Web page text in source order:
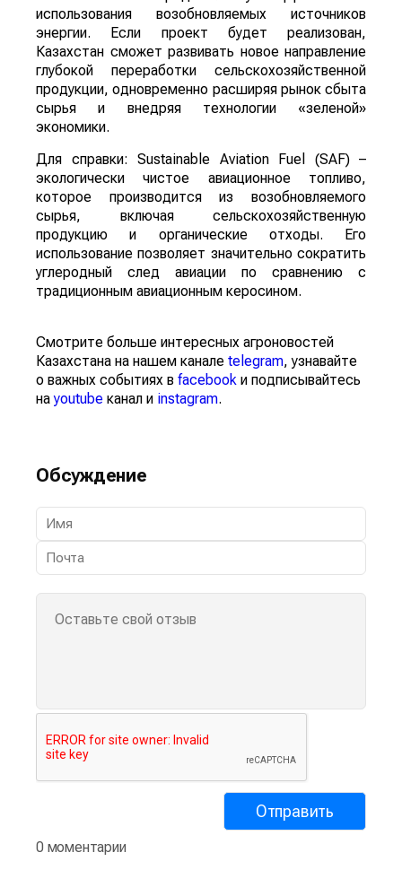
использования возобновляемых источников
энергии. Если проект будет реализован,
Казахстан сможет развивать новое направление
глубокой переработки сельскохозяйственной
продукции, одновременно расширяя рынок сбыта
сырья и внедряя технологии «зеленой»
экономики.
Для справки: Sustainable Aviation Fuel (SAF) –
экологически чистое авиационное топливо,
которое производится из возобновляемого
сырья, включая сельскохозяйственную
продукцию и органические отходы. Его
использование позволяет значительно сократить
углеродный след авиации по сравнению с
традиционным авиационным керосином.
Смотрите больше интересных агроновостей
Казахстана на нашем канале telegram, узнавайте
о важных событиях в facebook и подписывайтесь
наyoutube канал и instagram.
Обсуждение
0 моментарии